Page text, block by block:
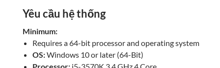
Yêu cầu hệ thống
Minimum:
Requires a 64-bit processor and operating system
OS:Windows 10 or later (64-Bit)
Processor: i5-3570K 3.4 GHz 4 Core